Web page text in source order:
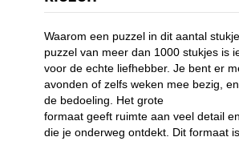
Waarom een puzzel in dit aantal
puzzel van meer dan 1000 stukjes is
voor de echte liefhebber. Je bent er
avonden of zelfs weken mee bezig,
de bedoeling. Het grote
formaat geeft ruimte aan veel detail
die je onderweg ontdekt. Dit formaat